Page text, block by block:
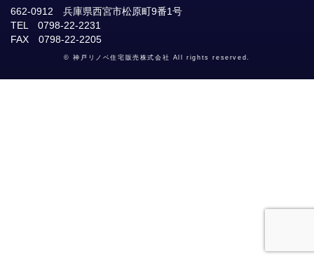
662-0912 兵庫県西宮市松原町9番1号
TEL 0798-22-2231
FAX 0798-22-2205
© 神戸リノベ住宅販売株式会社 All rights reserved.